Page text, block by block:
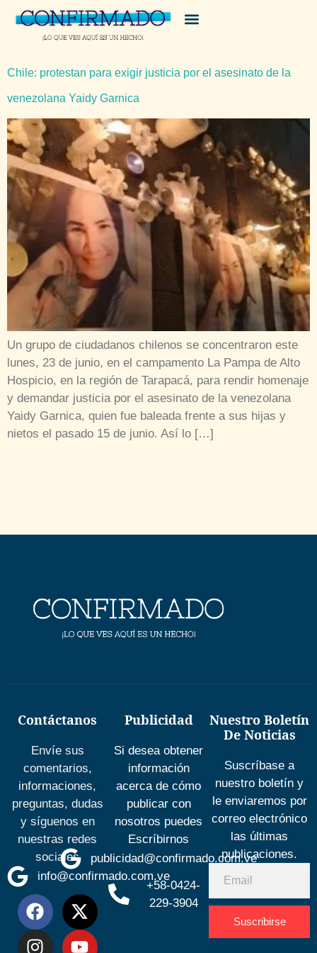
Chile: protestan para exigir justicia por el asesinato de la
venezolana Yaidy Garnica
Un grupo de ciudadanos chilenos se concentraron este
lunes, 23 de junio, en el campamento La Pampa de Alto
Hospicio, en la región de Tarapacá, para rendir homenaje
y demandar justicia por el asesinato de la venezolana
Yaidy Garnica, quien fue baleada frente a sus hijas y
nietos el pasado 15 de junio. Así lo […]
Contáctanos
Envíe sus
comentarios,
informaciones,
preguntas, dudas
y síguenos en
nuestras redes
sociales
info@confirmado.com.ve
Publicidad
Si desea obtener
información
acerca de cómo
publicar con
nosotros puedes
Escríbirnos
publicidad@confirmado.com.ve
+58-0424-
229-3904
Nuestro Boletín
De Noticias
Suscríbase a
nuestro boletín y
le enviaremos por
correo electrónico
las últimas
publicaciones.
Suscribirse